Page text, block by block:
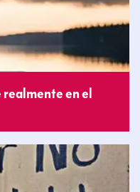
en el